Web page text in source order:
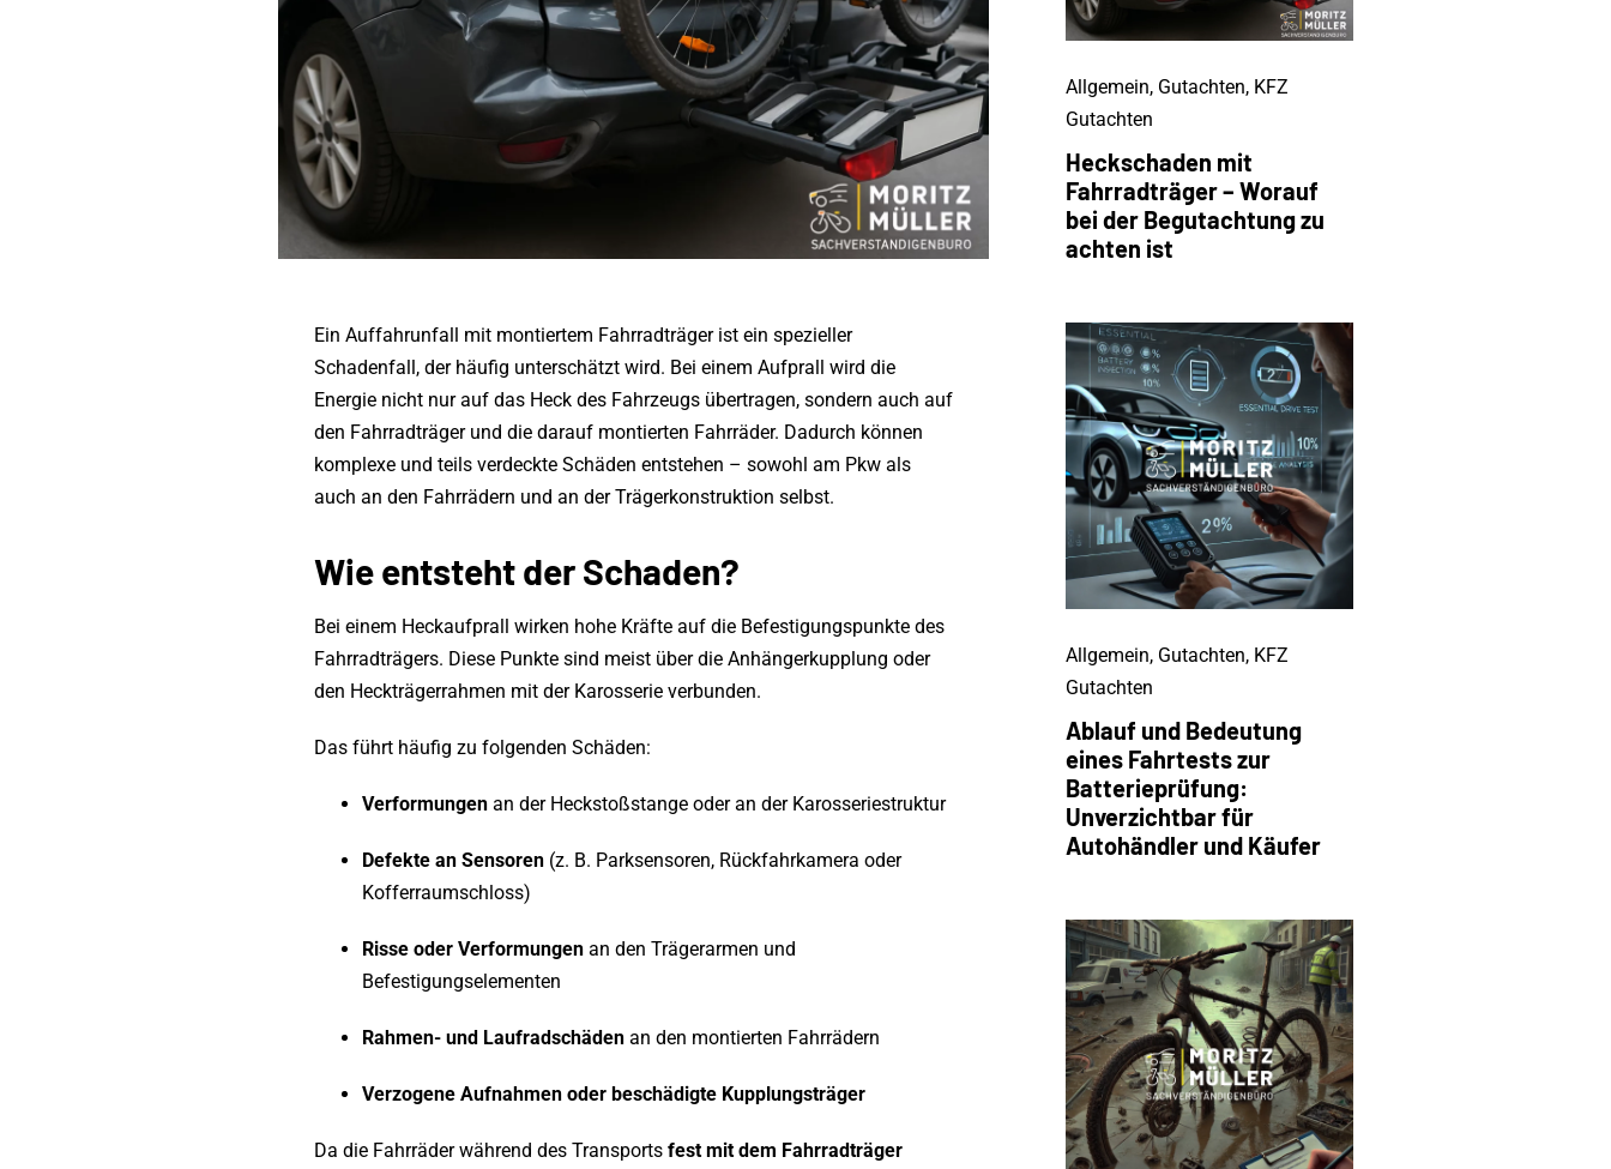
Ein Auffahrunfall mit montiertem Fahrradträger ist ein spezieller
Schadenfall, der häufig unterschätzt wird. Bei einem Aufprall wird die
Energie nicht nur auf das Heck des Fahrzeugs übertragen, sondern auch auf
den Fahrradträger und die darauf montierten Fahrräder. Dadurch können
komplexe und teils verdeckte Schäden entstehen – sowohl am Pkw als
auch an den Fahrrädern und an der Trägerkonstruktion selbst.
Wie entsteht der Schaden?
Bei einem Heckaufprall wirken hohe Kräfte auf die Befestigungspunkte des
Fahrradträgers. Diese Punkte sind meist über die Anhängerkupplung oder
den Heckträgerrahmen mit der Karosserie verbunden.
Das führt häufig zu folgenden Schäden:
Verformungenan der Heckstoßstange oder an der Karosseriestruktur
Defekte an Sensoren(z. B. Parksensoren, Rückfahrkamera oder
Kofferraumschloss)
Risse oder Verformungenan den Trägerarmen und
Befestigungselementen
Rahmen- und Laufradschädenan den montierten Fahrrädern
Verzogene Aufnahmen oder beschädigte Kupplungsträger
Da die Fahrräder während des Transports fest mit dem Fahrradträger
Allgemein, Gutachten, KFZ
Gutachten
Heckschaden mit
Fahrradträger – Worauf
bei der Begutachtung zu
achten ist
Allgemein, Gutachten, KFZ
Gutachten
Ablauf und Bedeutung
eines Fahrtests zur
Batterieprüfung:
Unverzichtbar für
Autohändler und Käufer